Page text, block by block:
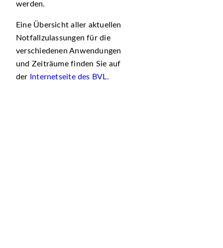
werden.
Eine Übersicht aller aktuellen
Notfallzulassungen für die
verschiedenen Anwendungen
und Zeiträume finden Sie auf
der
Internetseite des BVL.